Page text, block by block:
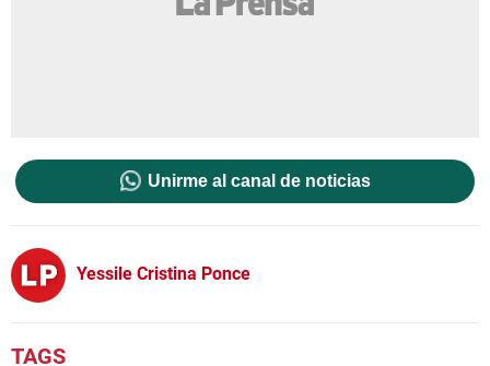
Unirme al canal de noticias
Yessile Cristina Ponce